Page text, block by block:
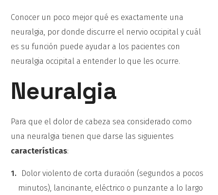
Conocer un poco mejor qué es exactamente una
neuralgia, por donde discurre el nervio occipital y cuál
es su función puede ayudar a los pacientes con
neuralgia occipital a entender lo que les ocurre.
Neuralgia
Para que el dolor de cabeza sea considerado como
una neuralgia tienen que darse las siguientes
características:
Dolor violento de corta duración (segundos a pocos
minutos), lancinante, eléctrico o punzante a lo largo